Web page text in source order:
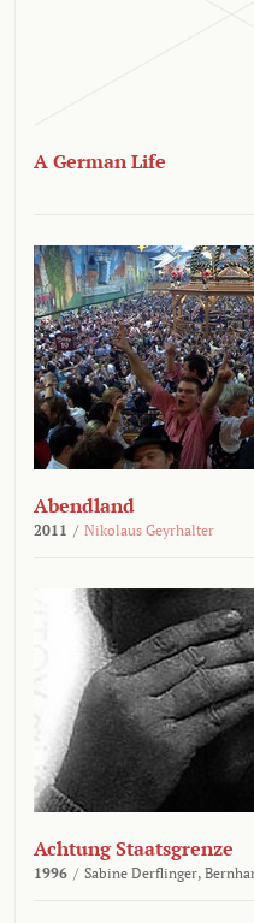
A German Life
Abendland
2011 / Nikolaus Geyrhalter
Achtung Staatsgrenze
1996 / Sabine Derflinger,